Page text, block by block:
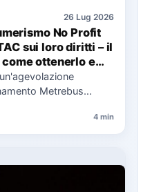
26 Lug 2026
No Profit
sui loro diritti – il
ottenerlo e
Metrebus
4 min